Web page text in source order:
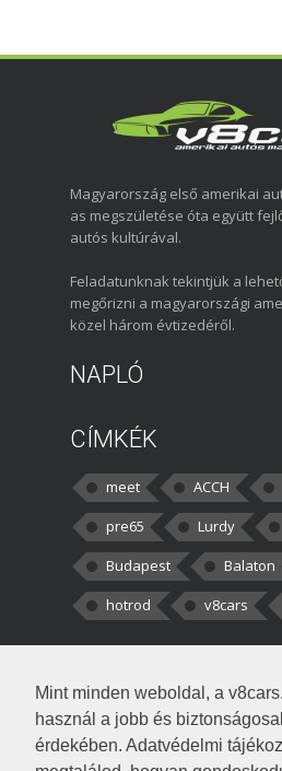
Mint minden weboldal, a
használ a jobb és
érdekében. Adatvédelmi
Magyarország első amerikai
as megszületése óta együtt
autós kultúrával.
Feladatunknak tekintjük a
megőrizni a magyarországi
közel három évtizedéről.
NAPLÓ
CÍMKÉK
meet ACCH
pre65
Lurdy
Budapest
Balaton
hotrod
v8cars
kortisz:Elszúrtam!
darabbaal számoltam. Nem